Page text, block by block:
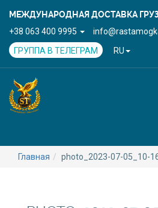
МЕЖДУНАРОДНАЯ ДОСТАВКА
+38 063 400 9995
ГРУППА В ТЕЛЕГРАМ
RU
Главная photo_2023-07-05_10-